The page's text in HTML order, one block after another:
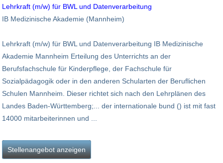
Lehrkraft (m/w) für BWL und Datenverarbeitung
IB Medizinische Akademie (Mannheim)
Lehrkraft (m/w) für BWL und Datenverarbeitung IB Medizinische
Akademie Mannheim Erteilung des Unterrichts an der
Berufsfachschule für Kinderpflege, der Fachschule für
Sozialpädagogik oder in den anderen Schularten der Beruflichen
Schulen Mannheim. Dieser richtet sich nach den Lehrplänen des
Landes Baden-Württemberg;... der internationale bund () ist mit fast
14000 mitarbeiterinnen und ...
Stellenangebot anzeigen